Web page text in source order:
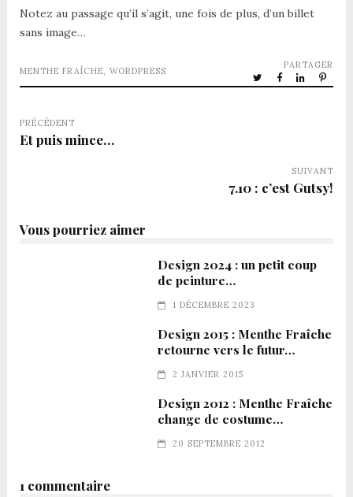
Notez au passage qu’il s’agit, une fois de plus, d’un billet
sans image…
MENTHE FRAÎCHE, WORDPRESS
PARTAGER
PRÉCÉDENT
Et puis mince…
SUIVANT
7.10 : c’est Gutsy!
Vous pourriez aimer
Design 2024 : un petit coup
de peinture…
1 DÉCEMBRE 2023
Design 2015 : Menthe Fraîche
retourne vers le futur…
2 JANVIER 2015
Design 2012 : Menthe Fraîche
change de costume…
20 SEPTEMBRE 2012
1 commentaire